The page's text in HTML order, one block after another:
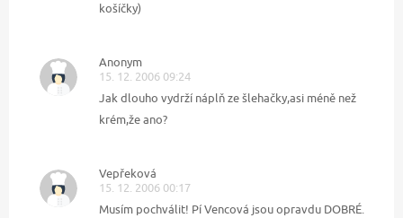
košíčky)
Anonym
15. 12. 2006 09:24
Jak dlouho vydrží náplň ze šlehačky,asi méně než
krém,že ano?
Vepřeková
15. 12. 2006 00:17
Musím pochválit! Pí Vencová jsou opravdu DOBRÉ.